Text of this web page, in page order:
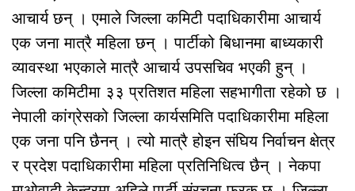
आचार्य छन् । एमाले जिल्ला कमिटी पदाधिकारीमा आचार्य
एक जना मात्रै महिला छन् । पार्टीको बिधानमा बाध्यकारी
व्यावस्था भएकाले मात्रै आचार्य उपसचिव भएकी हुन् ।
जिल्ला कमिटीमा ३३ प्रतिशत महिला सहभागीता रहेको छ ।
नेपाली कांग्रेसको जिल्ला कार्यसमिति पदाधिकारीमा महिला
एक जना पनि छैनन् । त्यो मात्रै होइन संघिय निर्वाचन क्षेत्र
र प्रदेश पदाधिकारीमा महिला प्रतिनिधित्व छैन् । नेकपा